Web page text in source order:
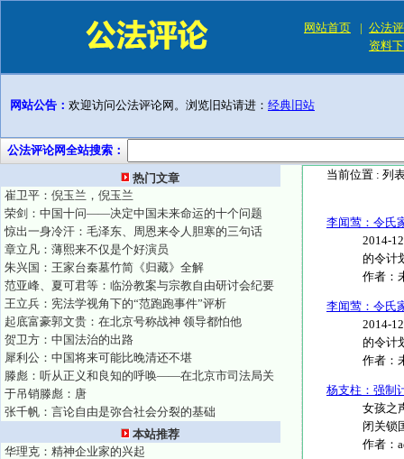
网站首页 | 公法
资料
网站公告： 欢迎访问公法评论网。浏览旧站请进： 经典旧站
公法评论网全站搜索：
热门文章
崔卫平：倪玉兰，倪玉兰
荣剑：中国十问——决定中国未来命运的十个问题
惊出一身冷汗：毛泽东、周恩来令人胆寒的三句话
章立凡：薄熙来不仅是个好演员
朱兴国：王家台秦墓竹简《归藏》全解
范亚峰、夏可君等：临汾教案与宗教自由研讨会纪要
王立兵：宪法学视角下的“范跑跑事件”评析
起底富豪郭文贵：在北京号称战神 领导都怕他
贺卫方：中国法治的出路
犀利公：中国将来可能比晚清还不堪
滕彪：听从正义和良知的呼唤——在北京市司法局关
于吊销滕彪：唐
张千帆：言论自由是弥合社会分裂的基础
本站推荐
华理克：精神企业家的兴起
当前位置 : 列
李闻莺：令氏
2014-
的令计
作者：
李闻莺：令氏
2014-
的令计
作者：
杨支柱：强制
女孩之
闭关锁
作者：